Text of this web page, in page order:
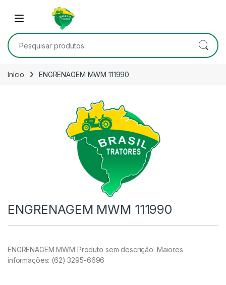
Skip to navigation
Open
Pesquisar por:
Início ENGRENAGEM MWM 111990
ENGRENAGEM MWM 111990
ENGRENAGEM MWM Produto sem descrição. Maiores
informações: (62) 3295-6696